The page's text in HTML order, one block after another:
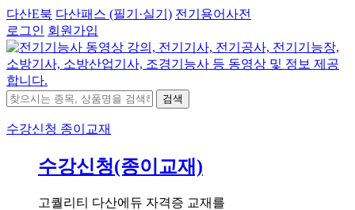
다산E북 다산패스 (필기·실기) 전기용어사전
로그인 회원가입
검색
수강신청 종이교재
수강신청(종이교재)
고퀄리티 다산에듀 자격증 교재를